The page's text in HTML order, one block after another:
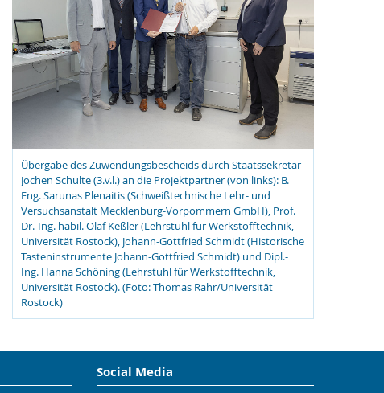
Übergabe des Zuwendungsbescheids durch Staatssekretär
Jochen Schulte (3.v.l.) an die Projektpartner (von links): B.
Eng. Sarunas Plenaitis (Schweißtechnische Lehr- und
Versuchsanstalt Mecklenburg-Vorpommern GmbH), Prof.
Dr.-Ing. habil. Olaf Keßler (Lehrstuhl für Werkstofftechnik,
Universität Rostock), Johann-Gottfried Schmidt (Historische
Tasteninstrumente Johann-Gottfried Schmidt) und Dipl.-
Ing. Hanna Schöning (Lehrstuhl für Werkstofftechnik,
Universität Rostock). (Foto: Thomas Rahr/Universität
Rostock)
Social Media